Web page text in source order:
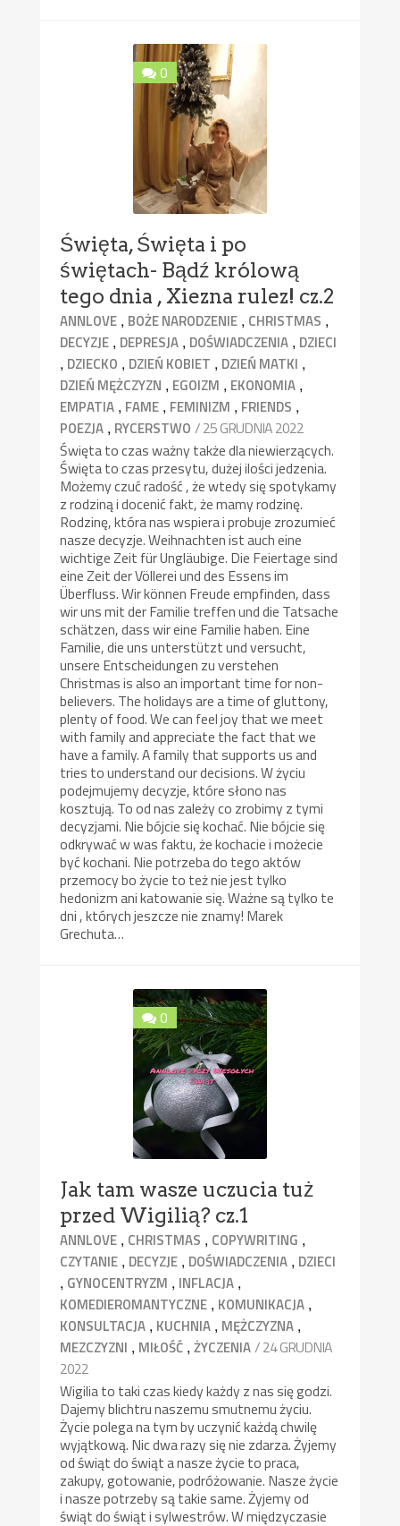
0
Święta, Święta i po
świętach- Bądź królową
tego dnia , Xiezna rulez! cz.2
ANNLOVE , BOŻE NARODZENIE , CHRISTMAS ,
DECYZJE , DEPRESJA , DOŚWIADCZENIA , DZIECI
, DZIECKO , DZIEŃ KOBIET , DZIEŃ MATKI ,
DZIEŃ MĘŻCZYZN , EGOIZM , EKONOMIA ,
EMPATIA , FAME , FEMINIZM , FRIENDS ,
POEZJA , RYCERSTWO / 25 GRUDNIA 2022
Święta to czas ważny także dla niewierzących.
Święta to czas przesytu, dużej ilości jedzenia.
Możemy czuć radość , że wtedy się spotykamy
z rodziną i docenić fakt, że mamy rodzinę.
Rodzinę, która nas wspiera i probuje zrozumieć
nasze decyzje. Weihnachten ist auch eine
wichtige Zeit für Ungläubige. Die Feiertage sind
eine Zeit der Völlerei und des Essens im
Überfluss. Wir können Freude empfinden, dass
wir uns mit der Familie treffen und die Tatsache
schätzen, dass wir eine Familie haben. Eine
Familie, die uns unterstützt und versucht,
unsere Entscheidungen zu verstehen
Christmas is also an important time for non-
believers. The holidays are a time of gluttony,
plenty of food. We can feel joy that we meet
with family and appreciate the fact that we
have a family. A family that supports us and
tries to understand our decisions. W życiu
podejmujemy decyzje, które słono nas
kosztują. To od nas zależy co zrobimy z tymi
decyzjami. Nie bójcie się kochać. Nie bójcie się
odkrywać w was faktu, że kochacie i możecie
być kochani. Nie potrzeba do tego aktów
przemocy bo życie to też nie jest tylko
hedonizm ani katowanie się. Ważne są tylko te
dni , których jeszcze nie znamy! Marek
Grechuta…
0
Jak tam wasze uczucia tuż
przed Wigilią? cz.1
ANNLOVE , CHRISTMAS , COPYWRITING ,
CZYTANIE , DECYZJE , DOŚWIADCZENIA , DZIECI
, GYNOCENTRYZM , INFLACJA ,
KOMEDIEROMANTYCZNE , KOMUNIKACJA ,
KONSULTACJA , KUCHNIA , MĘŻCZYZNA ,
MEZCZYZNI , MIŁOŚĆ ,ŻYCZENIA/ 24 GRUDNIA
2022
Wigilia to taki czas kiedy każdy z nas się godzi.
Dajemy blichtru naszemu smutnemu życiu.
Życie polega na tym by uczynić każdą chwilę
wyjątkową. Nic dwa razy się nie zdarza. Żyjemy
od świąt do świąt a nasze życie to praca,
zakupy, gotowanie, podróżowanie. Nasze życie
i nasze potrzeby są takie same. Żyjemy od
świąt do świąt i sylwestrów. W międzyczasie